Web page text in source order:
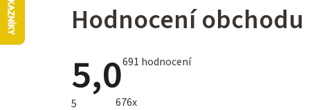
Hodnocení obchodu
5,0Průměrné
5,0
691 hodnocení
5
676x